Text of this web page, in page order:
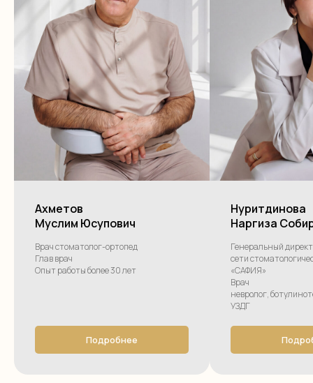
Ахметов
Муслим Юсупович
Врач стоматолог-ортопед
Глав врач
Опыт работы более 30 лет
Подробнее
Нуритдинова
Наргиза
Генеральный
сети
«САФИЯ»
Врач
невролог,
УЗДГ
Политика конфиденциальности
Разработка сайта
Лицензия №
СПб, Учительская, 23
п. Бугры, Полевая,
взрослая
стоматология
стоматология
Сафия
+7 (911)082-59-56
+7 (981)919-30-20